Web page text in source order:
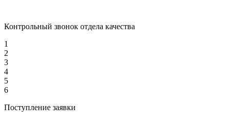
Контрольный звонок отдела качества
1
2
3
4
5
6
Поступление заявки